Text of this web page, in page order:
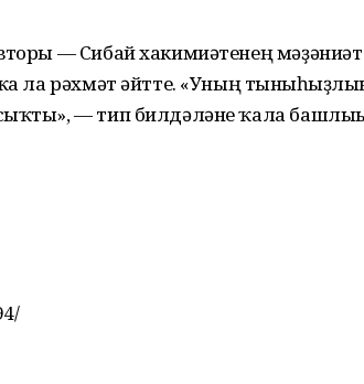
— Сибай хакимиәтенең мәҙәниәт
ла рәхмәт әйтте. «Уның
— тип билдәләне ҡала